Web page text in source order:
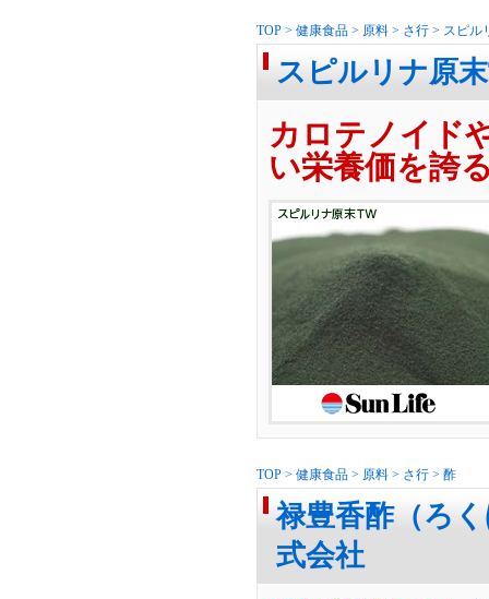
TOP > 健康食品 > 原料 > さ行 > スピル
スピルリナ原
カロテノイド
い栄養価を誇
TOP > 健康食品 > 原料 > さ行 > 酢
禄豊香酢（ろ
式会社